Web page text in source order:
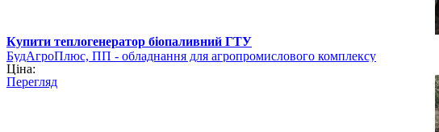
Купити теплогенератор біопаливний ГТУ
БудАгроПлюс, ПП - обладнання для агропромислового комплексу
Ціна:
Перегляд